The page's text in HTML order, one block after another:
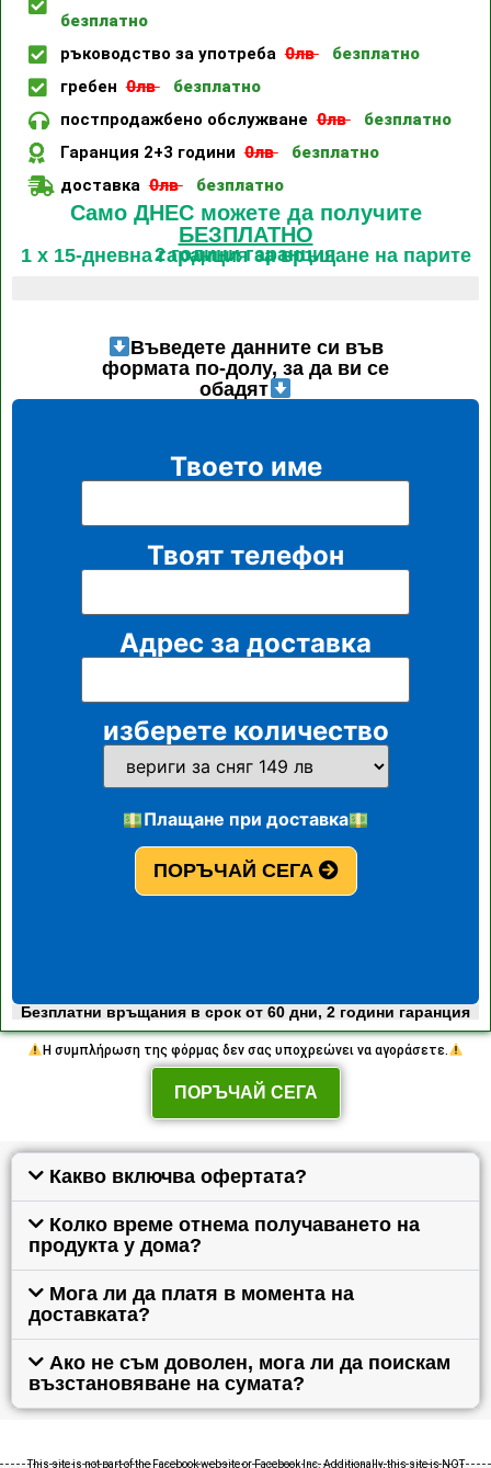
безплатно
ръководство за употреба0лв
безплатно
гребен0лв
безплатно
постпродажбено обслужване0лв
безплатно
Гаранция 2+3 години0лв
безплатно
доставка0лв безплатно
Само ДНЕС можете да получите
БЕЗПЛАТНО
1 x 15-дневна гаранция за връщане на парите
2 години гаранция
Въведете данните си във
формата по-долу, за да ви се
обадят
Твоето име
Твоят телефон
Адрес за доставка
изберете количество
Плащане при доставка
ПОРЪЧАЙ СЕГА
Безплатни връщания в срок от 60 дни, 2 години гаранция
Η συμπλήρωση της φόρμας δεν σας υποχρεώνει να αγοράσετε.
ПОРЪЧАЙ СЕГА
Какво включва офертата?
Колко време отнема получаването на
продукта у дома?
Мога ли да платя в момента на
доставката?
Ако не съм доволен, мога ли да поискам
възстановяване на сумата?
This site is not part of the Facebook website or Facebook Inc. Additionally, this site is NOT